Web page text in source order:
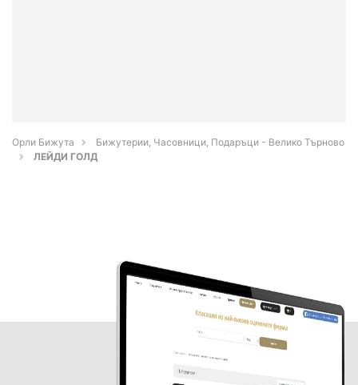
Орли Бижута
Бижутерии, Часовници, Подаръци - Велико Търново
ЛЕЙДИ ГОЛД